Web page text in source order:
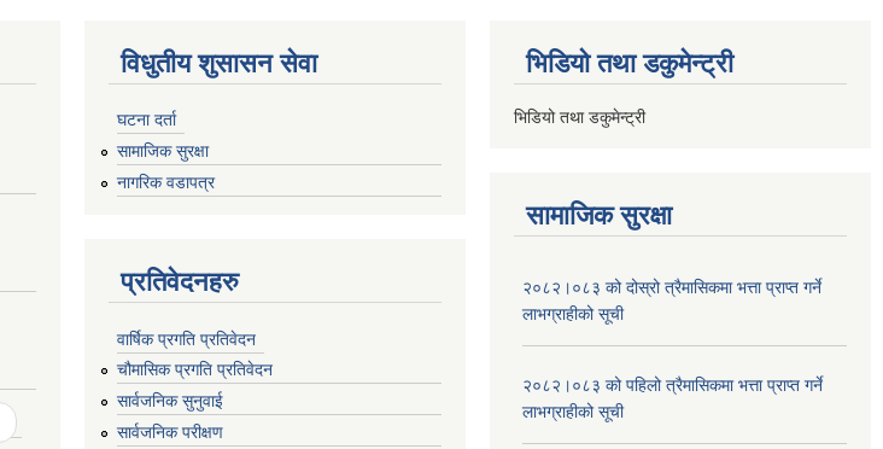
विधुतीय शुसासन सेवा
घटना दर्ता
सामाजिक सुरक्षा
नागरिक वडापत्र
प्रतिवेदनहरु
वार्षिक प्रगति प्रतिवेदन
चौमासिक प्रगति प्रतिवेदन
सार्वजनिक सुनुवाई
सार्वजनिक परीक्षण
भिडियो तथा डकुमेन्ट्री
भिडियो तथा डकुमेन्ट्री
सामाजिक सुरक्षा
२०८२।०८३ को दोस्रो त्रैमासिकमा भत्ता प्राप्‍त गर्ने
लाभग्राहीको सूची
२०८२।०८३ को पहिलो त्रैमासिकमा भत्ता प्राप्‍त गर्ने
लाभग्राहीको सूची